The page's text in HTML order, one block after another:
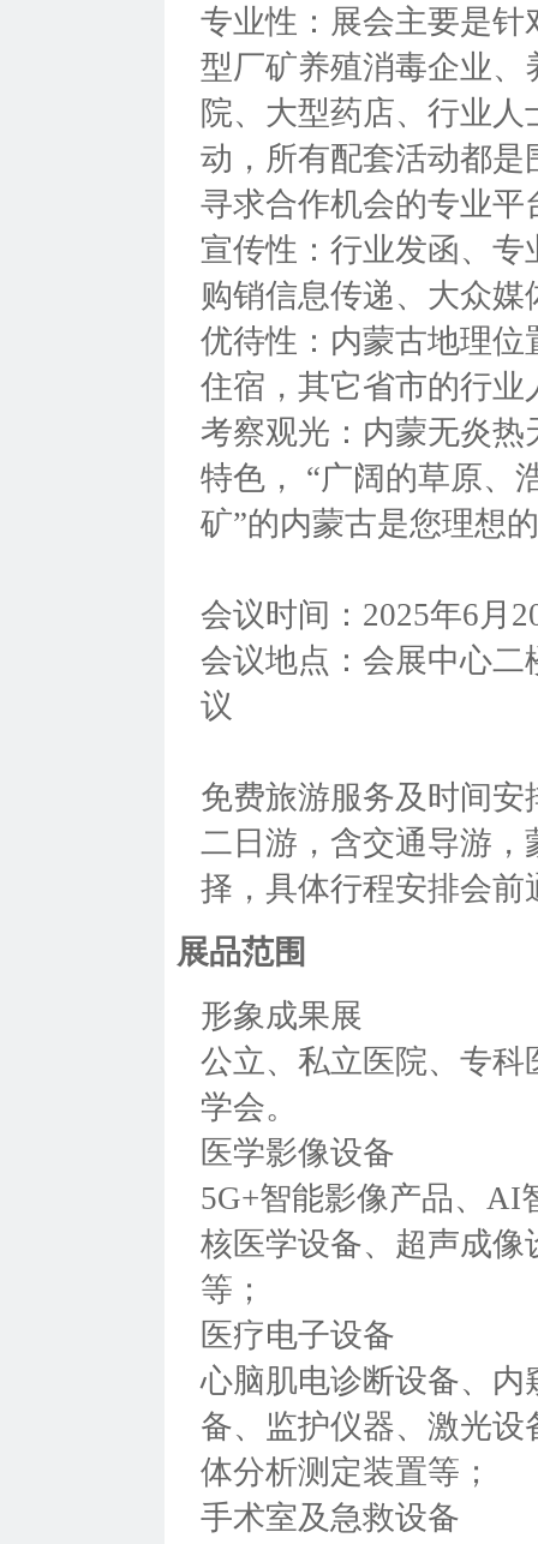
专业性：展会主要是
型厂矿养殖消毒企业
院、大型药店、行业
动，所有配套活动都
寻求合作机会的专业平
宣传性：行业发函、
购销信息传递、大众
优待性：内蒙古地理
住宿，其它省市的行
考察观光：内蒙无炎
特色， “广阔的草原、
矿”的内蒙古是您理想
会议时间：2025年6月
会议地点：会展中心
议
免费旅游服务及时间
二日游，含交通导游
择，具体行程安排会前
展品范围
形象成果展
公立、私立医院、专
学会。
医学影像设备
5G+智能影像产品、AI
核医学设备、超声成
等；
医疗电子设备
心脑肌电诊断设备、
备、监护仪器、激光
体分析测定装置等；
手术室及急救设备